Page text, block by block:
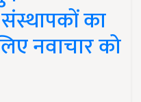
का
नवाचार को